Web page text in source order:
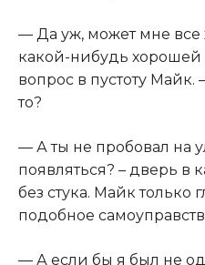
— Да уж, может мне все
какой-нибудь хорошей
вопрос в пустоту Майк.
то?
— А ты не пробовал на
появляться? – дверь в
без стука. Майк только
подобное
— А если бы я был не